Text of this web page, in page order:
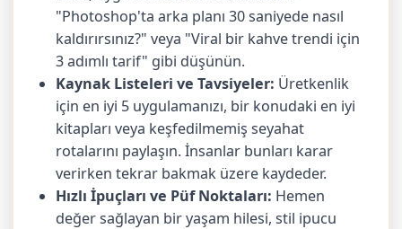
"Photoshop'ta arka planı 30 saniyede nasıl
kaldırırsınız?" veya "Viral bir kahve trendi için
3 adımlı tarif" gibi düşünün.
Kaynak Listeleri ve Tavsiyeler: Üretkenlik
için en iyi 5 uygulamanızı, bir konudaki en iyi
kitapları veya keşfedilmemiş seyahat
rotalarını paylaşın. İnsanlar bunları karar
verirken tekrar bakmak üzere kaydeder.
Hızlı İpuçları ve Püf Noktaları: Hemen
değer sağlayan bir yaşam hilesi, stil ipucu